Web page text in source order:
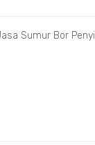
Sumur Bor